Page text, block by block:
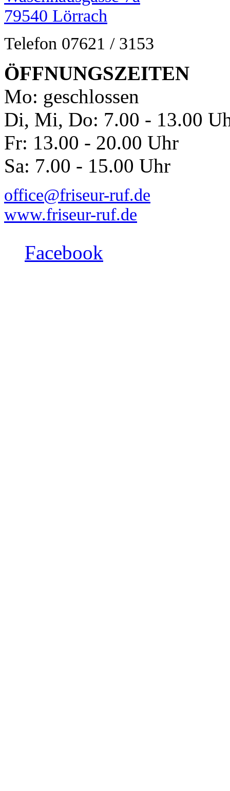
79540 Lörrach
Telefon 07621 / 3153
ÖFFNUNGSZEITEN
Mo: geschlossen
Di, Mi, Do: 7.00 - 13.00
Fr: 13.00 - 20.00 Uhr
Sa: 7.00 - 15.00 Uhr
office@friseur-ruf.de
www.friseur-ruf.de
Facebook